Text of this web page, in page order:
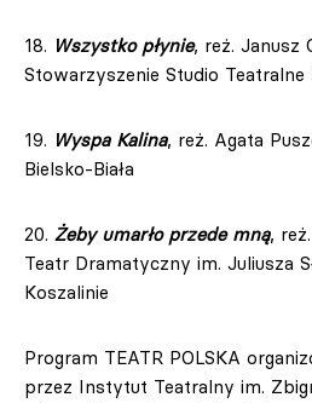
18. Wszystko płynie, reż. Janusz
Stowarzyszenie Studio Teatralne
19. Wyspa Kalina, reż. Agata
Bielsko-Biała
20. Żeby umarło przede mną,
Teatr Dramatyczny im. Juliusza
Koszalinie
Program TEATR POLSKA
przez Instytut Teatralny im.